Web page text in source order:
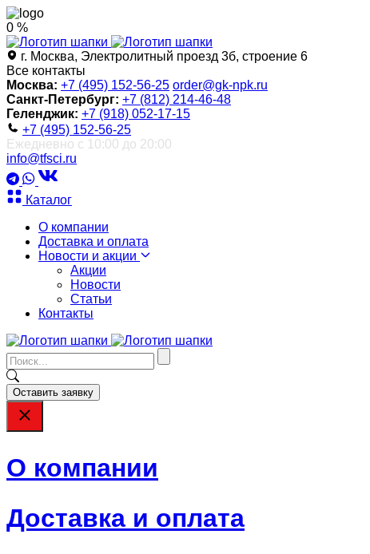
0 %
г. Москва, Электролитный проезд 3б, строение 6
Все контакты
Москва: +7 (495) 152-56-25 order@gk-npk.ru
Санкт-Петербург: +7 (812) 214-46-48
Геленджик: +7 (918) 052-17-15
+7 (495) 152-56-25
Ежедневно с 10:00 до 20:00
info@tfsci.ru
Каталог
О компании
Доставка и оплата
Новости и акции
Акции
Новости
Статьи
Контакты
Оставить заявку
О компании
Доставка и оплата